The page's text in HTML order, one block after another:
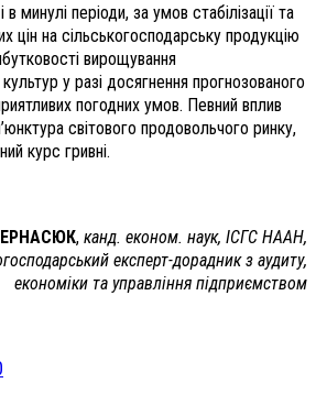
минулі періоди, за умов стабілізації та
цін на сільськогосподарську продукцію
вирощування
у разі досягнення прогнозованого
погодних умов. Певний вплив
світового продовольчого ринку,
курс гривні.
, канд. економ. наук, ІСГС НААН,
експерт-дорадник з аудиту,
економіки та управління підприємством